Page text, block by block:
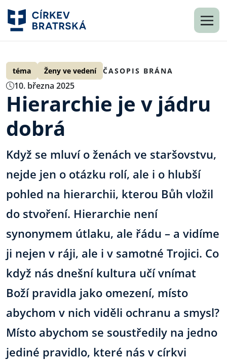
téma Ženy ve vedení ČASOPIS BRÁNA
10. března 2025
Hierarchie je v jádru
dobrá
Když se mluví o ženách ve staršovstvu,
nejde jen o otázku rolí, ale i o hlubší
pohled na hierarchii, kterou Bůh vložil
do stvoření. Hierarchie není
synonymem útlaku, ale řádu – a vidíme
ji nejen v ráji, ale i v samotné Trojici. Co
když nás dnešní kultura učí vnímat
Boží pravidla jako omezení, místo
abychom v nich viděli ochranu a smysl?
Místo abychom se soustředily na jedno
jediné pravidlo, které nás v církvi